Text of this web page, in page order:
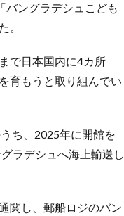
バングラデシュこども
。
で日本国内に4カ所
育もうと取り組んでい
ち、2025年に開館を
ラデシュへ海上輸送し
関し、郵船ロジのバン